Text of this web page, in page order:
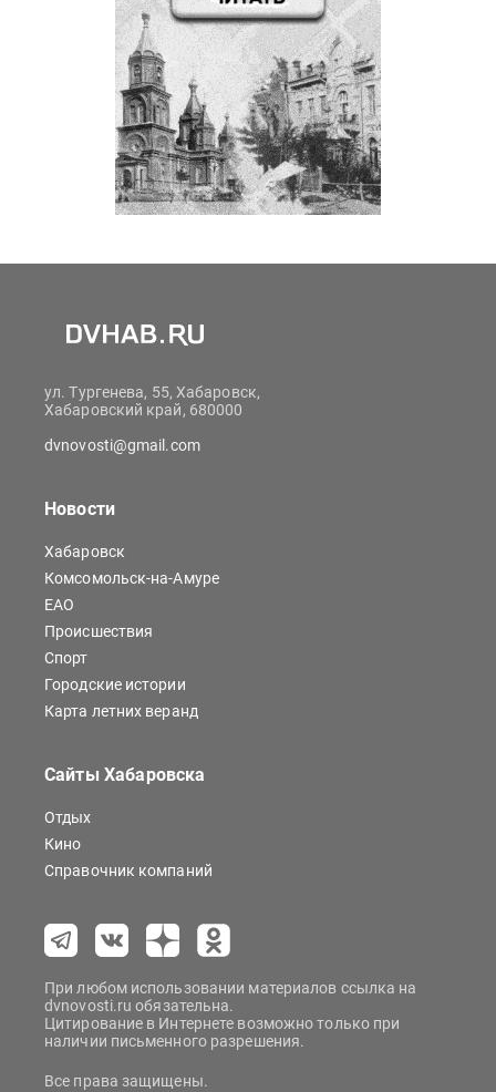
ул. Тургенева, 55, Хабаровск,
Хабаровский край, 680000
dvnovosti@gmail.com
Новости
Хабаровск
Комсомольск-на-Амуре
ЕАО
Происшествия
Спорт
Городские истории
Карта летних веранд
Сайты Хабаровска
Отдых
Кино
Справочник компаний
При любом использовании материалов ссылка на
dvnovosti.ru обязательна.
Цитирование в Интернете возможно только при
наличии письменного разрешения.
Все права защищены.